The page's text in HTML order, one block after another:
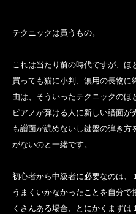
テクニックは買うもの。
これは当たり前の時代ですが、
買っても猫に小判、無用の長物
由は、そういったテクニックのほ
ピアノが弾ける人に新しい譜面
も譜面が読めないし鍵盤の弾き
がないのと一緒です。
初心者から中級者に必要なのは、
うまくいかなかったことを自分
くさんある場合、とにかくまず